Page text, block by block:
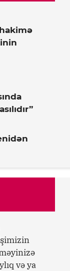
və ya